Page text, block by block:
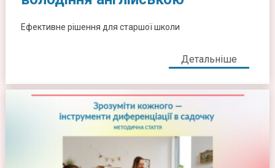
Ефективне рішення для старшої школи
Детальніше